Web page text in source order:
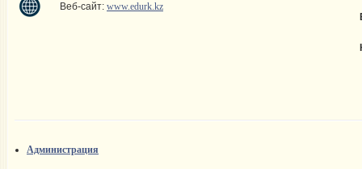
Веб-сайт: www.edurk.kz
Администрация